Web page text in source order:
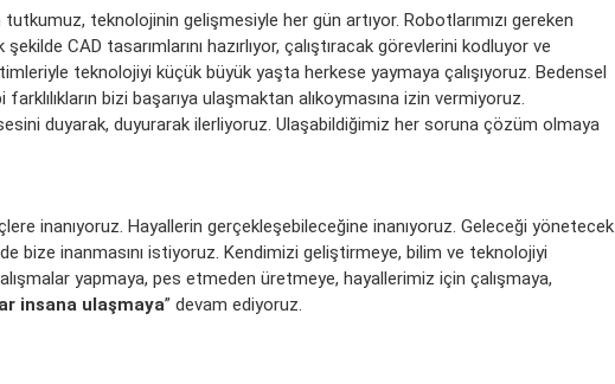
teknolojinin gelişmesiyle her gün artıyor. Robotlarımızı gereken
CAD tasarımlarını hazırlıyor, çalıştıracak görevlerini kodluyor ve
teknolojiyi küçük büyük yaşta herkese yaymaya çalışıyoruz. Bedensel
bizi başarıya ulaşmaktan alıkoymasına izin vermiyoruz.
duyarak, duyurarak ilerliyoruz. Ulaşabildiğimiz her soruna çözüm olmaya
inanıyoruz. Hayallerin gerçekleşebileceğine inanıyoruz. Geleceği yönetecek
bize inanmasını istiyoruz. Kendimizi geliştirmeye, bilim ve teknolojiyi
yapmaya, pes etmeden üretmeye, hayallerimiz için çalışmaya,
insana ulaşmaya” devam ediyoruz.